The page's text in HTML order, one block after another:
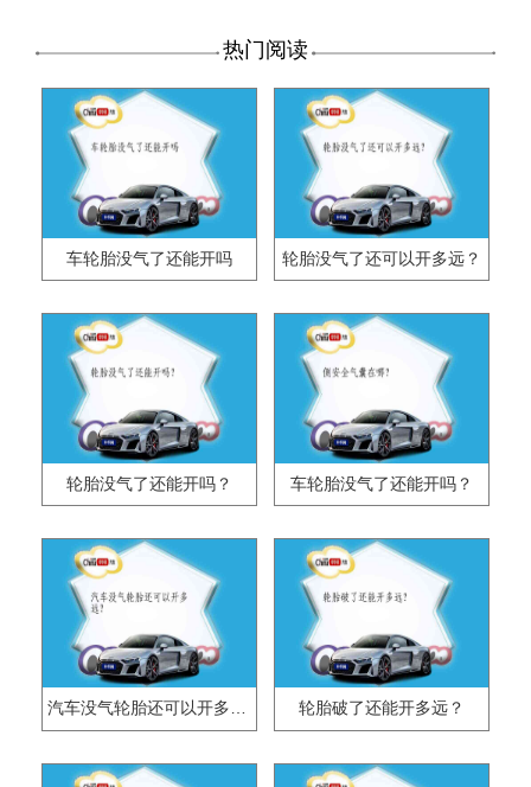
热门阅读
车轮胎没气了还能开吗 轮胎没气了还可以开多远？
轮胎没气了还能开吗？ 车轮胎没气了还能开吗？
汽车没气轮胎还可以开多远？ 轮胎破了还能开多远？